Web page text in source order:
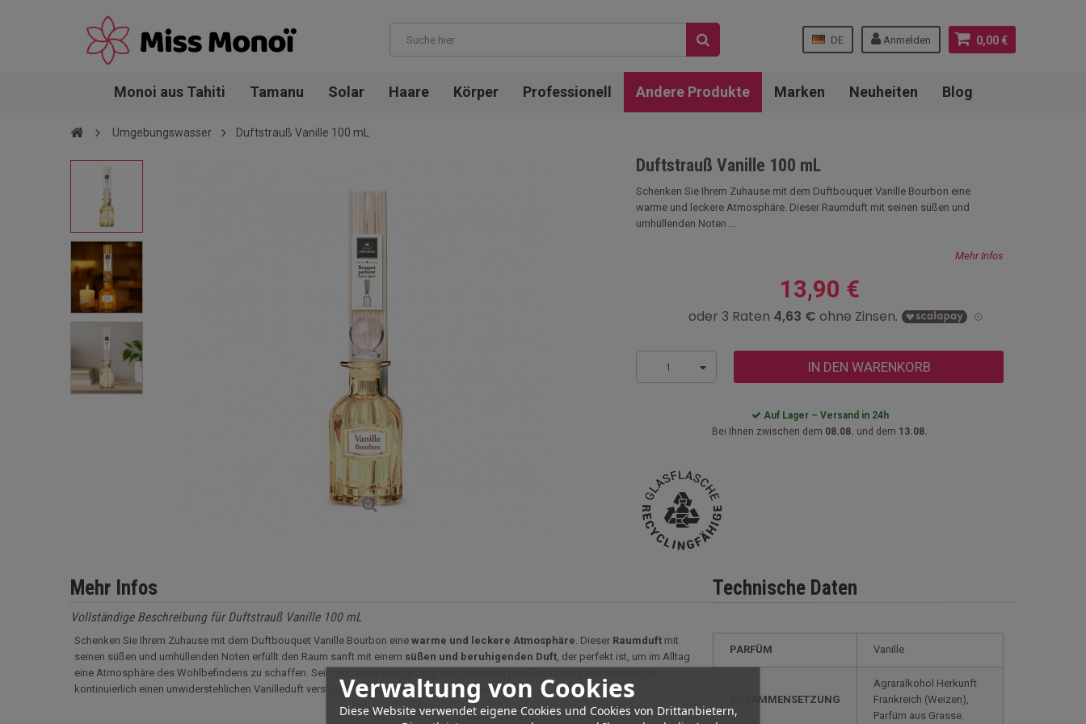
0,00 €
Anmelden
DE
Verwaltung von Cookies
Diese Website verwendet eigene Cookies und Cookies von Drittanbietern,
Monoi aus Tahiti Tamanu Solar Haare Körper Professionell Andere Produkte Marken Neuheiten Blog
Umgebungswasser Duftstrauß Vanille 100 mL
Duftstrauß Vanille 100 mL
Schenken Sie Ihrem Zuhause mit dem Duftbouquet Vanille Bourbon eine
warme und leckere Atmosphäre. Dieser Raumduft mit seinen süßen und
umhüllenden Noten ...
Mehr Infos
13,90 €
1 IN DEN WARENKORB
Auf Lager – Versand in 24h
Bei Ihnen zwischen dem 08.08. und dem 13.08.
Technische Daten
PARFÜM Vanille
ZUSAMMENSETZUNG
Agraralkohol Herkunft
Frankreich (Weizen),
Parfüm aus Grasse.
Mehr Infos
Vollständige Beschreibung für Duftstrauß Vanille 100 mL
Schenken Sie Ihrem Zuhause mit dem Duftbouquet Vanille Bourbon eine warme und leckere Atmosphäre . Dieser Raumduft mit
seinen süßen und umhüllenden Noten erfüllt den Raum sanft mit einem süßen und beruhigenden Duft , der perfekt ist, um im Alltag
eine Atmosphäre des Wohlbefindens zu schaffen. Sein elegantes Design fügt sich perfekt in jede Einrichtung ein, während er
kontinuierlich einen unwiderstehlichen Vanilleduft verströmt, der ein Symbol für Flucht und Süße ist.